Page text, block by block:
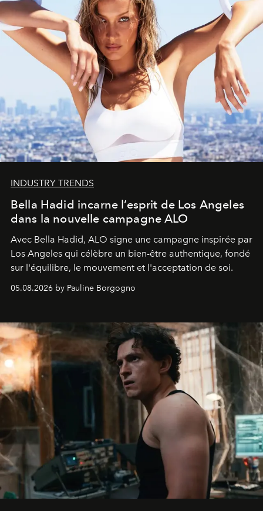
INDUSTRY TRENDS
Bella Hadid incarne l’esprit de Los Angeles
dans la nouvelle campagne ALO
Avec Bella Hadid, ALO signe une campagne inspirée par
Los Angeles qui célèbre un bien-être authentique, fondé
sur l'équilibre, le mouvement et l'acceptation de soi.
05.08.2026 by Pauline Borgogno